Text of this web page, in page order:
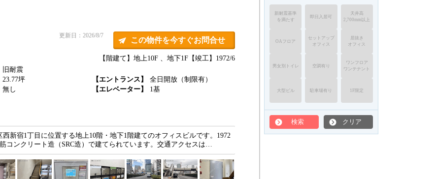
更新日：2026/8/7
この物件を今すぐお問合せ
【竣工】1972/6
【階建て】地上10F 、地下1F
旧耐震
23.77坪 【エントランス】
全日開放（制限有）
無し 【エレベーター】 1基
新宿1丁目に位置する地上10階・地下1階建てのオフィスビルです。1972
コンクリート造（SRC造）で建てられています。交通アクセスは…
新耐震基準
を満たす
即日入居可
天井高
2,700mm以上
OAフロア
セットアップ
オフィス
居抜き
オフィス
男女別トイレ 空調有り
ワンフロア
ワンテナント
大型ビル 駐車場有り 1F限定
検索 クリア